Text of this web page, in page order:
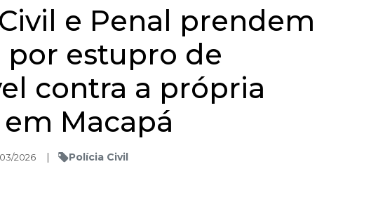
e Penal prendem
por estupro de
contra a própria
Macapá
2026 Polícia Civil